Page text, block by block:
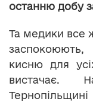
останню добу
Та медики все
заспокоюють,
кисню для
вистачає.
Тернопільщині